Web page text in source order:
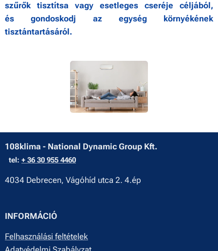
szűrők tisztítsa vagy esetleges cseréje céljából,
ésgondoskodj az egység környékének
tisztántartásáról.
108klima - National Dynamic Group Kft.
tel: + 36 30 955 4460
4034 Debrecen, Vágóhíd utca 2. 4.ép
INFORMÁCIÓ
Felhasználási feltételek